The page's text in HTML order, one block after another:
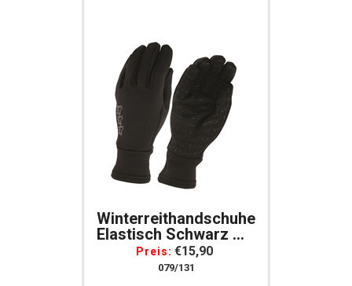
Winterreithandschuhe
Elastisch Schwarz Mit
Silikongrip
Thermoreithandschuhe
Preis: €15,90
079/131